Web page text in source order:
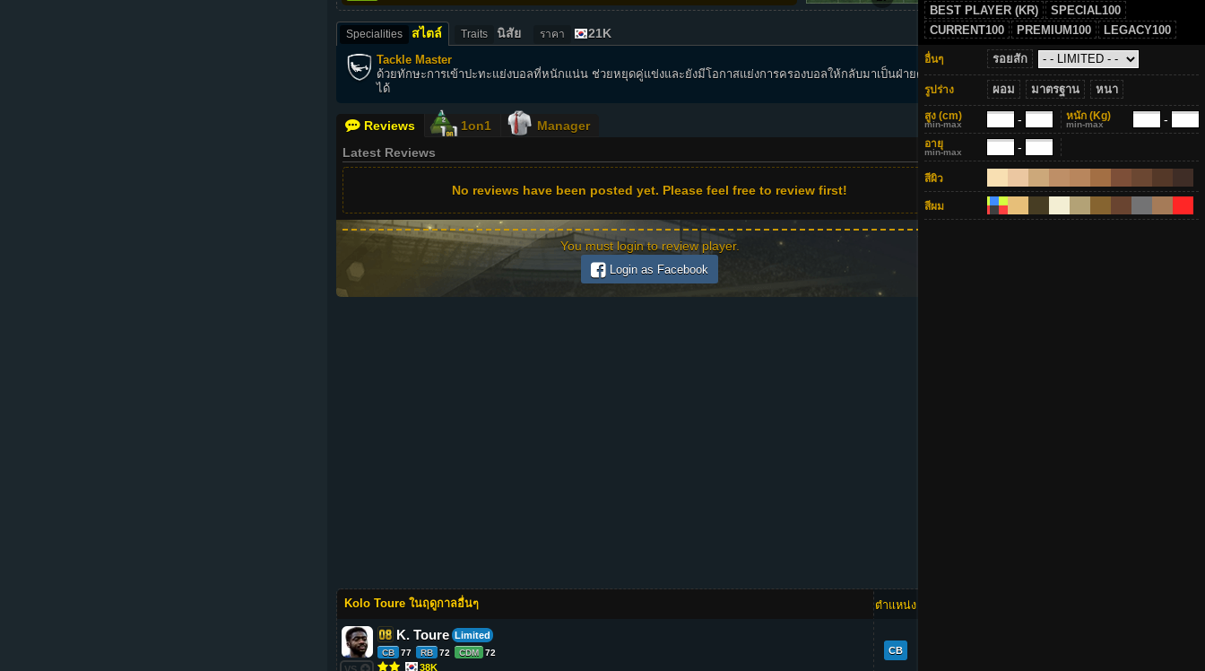
BEST PLAYER (KR)
SPECIAL100
CURRENT100
PREMIUM100 LEGACY100
อื่นๆ รอยสัก
รูปร่าง ผอม มาตรฐาน หนา
สูง (cm)
min-max - หนัก (Kg)
min-max -
อายุ
min-max -
สีผิว
สีผม
Specialities สไตล์ Traits นิสัย ราคา 21K
Tackle Master
ด้วยทักษะการเข้าปะทะแย่งบอลที่หนักแน่น ช่วยหยุดคู่แข่งและยังมีโอกาสแย่งการครองบอลให้กลับมาเป็นฝ่ายตนเอง
ได้
Reviews 1on1
Manager
Latest Reviews
No reviews have been posted yet. Please feel free to review first!
You must login to review player.
Login as Facebook
Kolo Toure ในฤดูกาลอื่นๆ ตำแหน่ง
K. Toure Limited
CB 77 RB 72 CDM 72
38K
CB
กลุ่ม FIFA 3 | แผน Ranking 2000+
| แผน Ranking Manager | พลังแฝง
นักเตะ | เข้าร่วมกลุ่มได้ที่นี่